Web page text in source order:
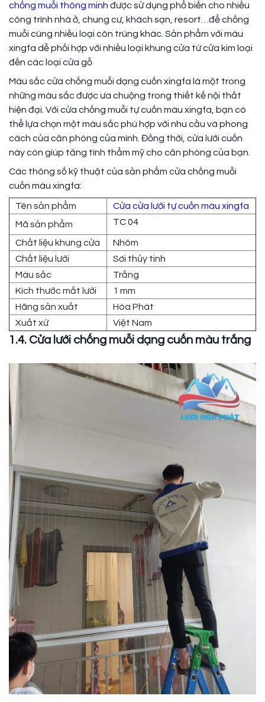
chống muỗi thông minh được sử dụng phổ biến cho nhiều
công trình nhà ở, chung cư, khách sạn, resort…để chống
muỗi cùng nhiều loại côn trùng khác. Sản phẩm với màu
xingfa dễ phối hợp với nhiều loại khung cửa từ cửa kim loại
đến các loại cửa gỗ
Màu sắc cửa chống muỗi dạng cuốn xingfa là một trong
những màu sắc được ưa chuộng trong thiết kế nội thất
hiện đại. Với cửa chống muỗi tự cuốn màu xingfa, bạn có
thể lựa chọn một màu sắc phù hợp với nhu cầu và phong
cách của căn phòng của mình. Đồng thời, cửa lưới cuốn
này còn giúp tăng tính thẩm mỹ cho căn phòng của bạn.
Các thông số kỹ thuật của sản phẩm cửa chống muỗi
cuốn màu xingfa:
Tên sản phẩm
Cửa cửa lưới tự cuốn màu xingfa
Mã sản phẩm
TC 04
Chất liệu khung cửa
Nhôm
Chất liệu lưới
Sơi thủy tinh
Màu sắc
Trắng
Kích thước mắt lưới
1 mm
Hãng sản xuất
Hòa Phát
Xuất xứ
Việt Nam
1.4. Cửa lưới chống muỗi dạng cuốn màu trắng